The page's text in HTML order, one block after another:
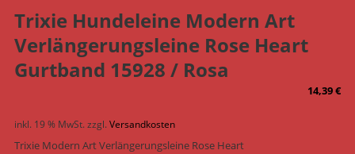
Trixie Hundeleine Modern Art
Verlängerungsleine Rose Heart
Gurtband 15928 / Rosa
14,39€
inkl. 19 % MwSt. zzgl. Versandkosten
Trixie Modern Art Verlängerungsleine Rose Heart